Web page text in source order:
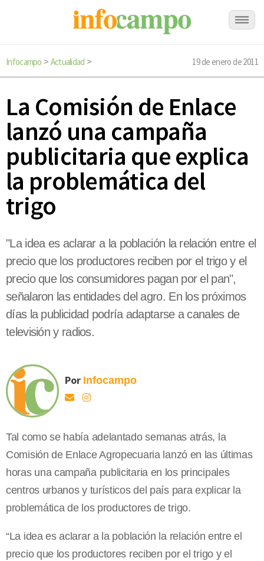
Infocampo > Actualidad > 19 de enero de 2011
La Comisión de Enlace
lanzó una campaña
publicitaria que explica
la problemática del
trigo
"La idea es aclarar a la población la relación entre el
precio que los productores reciben por el trigo y el
precio que los consumidores pagan por el pan",
señalaron las entidades del agro. En los próximos
días la publicidad podría adaptarse a canales de
televisión y radios.
Por Infocampo
Tal como se había adelantado semanas atrás, la
Comisión de Enlace Agropecuaria lanzó en las últimas
horas una campaña publicitaria en los principales
centros urbanos y turísticos del país para explicar la
problemática de los productores de trigo.
“La idea es aclarar a la población la relación entre el
precio que los productores reciben por el trigo y el